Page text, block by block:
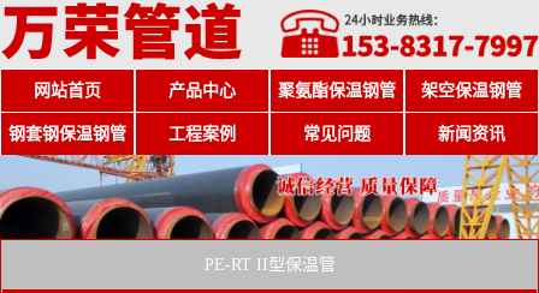
网站首页 产品中心 聚氨酯保温钢管 架空保温钢管
钢套钢保温钢管 工程案例 常见问题 新闻资讯
PE-RT II型保温管